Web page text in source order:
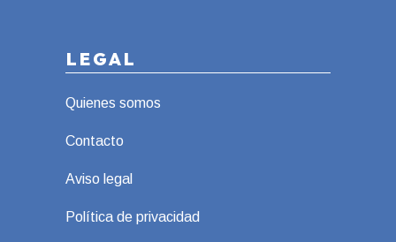
LEGAL
Quienes somos
Contacto
Aviso legal
Política de privacidad